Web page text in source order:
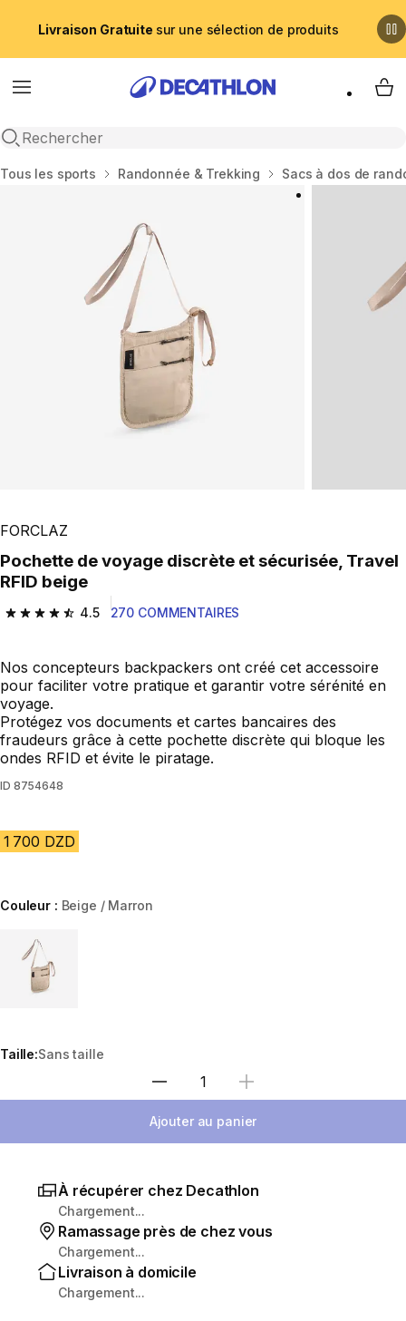
Livraison Gratuite sur une sélection de produits
Menu
Recherche ouverte
My
Accueil
Tous les sports Randonnée & Trekking Sacs à dos de
FORCLAZ
Pochette de voyage discrète et sécurisée, Travel
RFID beige
4.5
4.5 out of 5 stars from 270 reviews
270 COMMENTAIRES
Nos concepteurs backpackers ont créé cet accessoire
pour faciliter votre pratique et garantir votre sérénité en
voyage.
Protégez vos documents et cartes bancaires des
fraudeurs grâce à cette pochette discrète qui bloque les
ondes RFID et évite le piratage.
ID 8754648
1 700 DZD
Couleur : Beige / Marron
Choose a variant
Taille:Sans taille
Sélectionnez la quantité
Ajouter au panier
À récupérer chez Decathlon
Chargement...
Ramassage près de chez vous
Chargement...
Livraison à domicile
Chargement...